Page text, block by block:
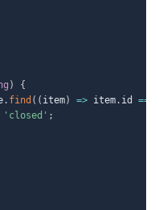
)
{
. find ( ( item) => item. id ===
'closed' ;